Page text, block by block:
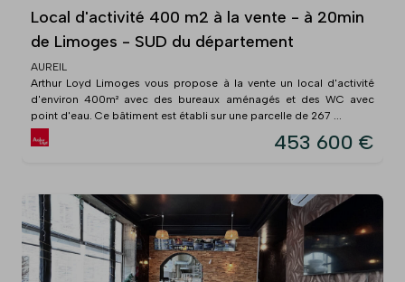
Local d'activité 400 m2 à la vente - à 20min
de Limoges - SUD du département
AUREIL
Arthur Loyd Limoges vous propose à la vente un local d'activité
d'environ 400m² avec des bureaux aménagés et des WC avec
point d'eau. Ce bâtiment est établi sur une parcelle de 267 ...
453 600 €